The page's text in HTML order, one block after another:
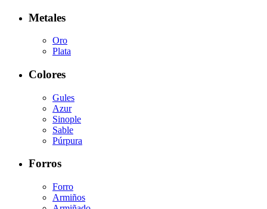
Metales
Oro
Plata
Colores
Gules
Azur
Sinople
Sable
Púrpura
Forros
Forro
Armiños